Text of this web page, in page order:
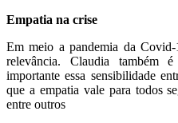
Empatia na crise
Em meio a pandemia da
relevância. Claudia também
importante essa sensibilidade
que a empatia vale para todos
entre outros